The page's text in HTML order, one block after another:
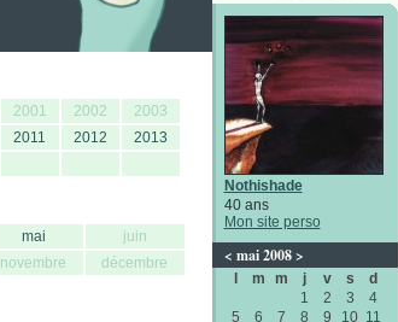
Nothishade
40 ans
Mon site perso
< mai 2008 >
m m j v s
d
1
2 3
4
5
6 7 8 9 10 11
2001 2002
2003
2011 2012
2013
mai
juin
novembre décembre